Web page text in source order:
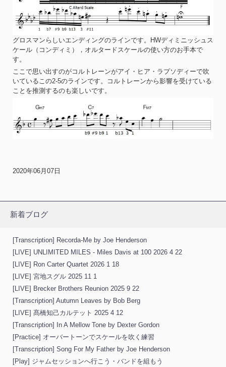
グロスマンらしいエンディングのラインです。HWディミニッシュス
ケール（コンディミ），オルタードスケールの使い方のお手本で
す。
ここで思い出すのがコルトレーンがアイ・ヒア・ラプソディーで吹
いているこの2-5のラインです。コルトレーンから影響を受けている
ことを推測するのも楽しいです。
2020年06月07日
新着ブログ
[Transcription] Recorda-Me by Joe Henderson
[LIVE] UNLIMITED MILES - Miles Davis at 100 2026 4 22
[LIVE] Ron Carter Quartet 2026 1 18
[LIVE] 宮地スグル 2025 11 1
[LIVE] Brecker Brothers Reunion 2025 9 22
[Transcription] Autumn Leaves by Bob Berg
[LIVE] 髙橋知己カルテット 2025 4 12
[Transcription] In A Mellow Tone by Dexter Gordon
[Practice] オーバートーンでスケールを吹く練習
[Transcription] Song For My Father by Joe Henderson
[Play] ジャムセッションへ行こう・バンドを組もう